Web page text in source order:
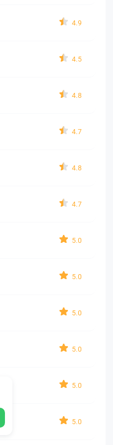
4.9
4.5
4.8
4.7
4.8
4.7
5.0
5.0
5.0
5.0
5.0
5.0